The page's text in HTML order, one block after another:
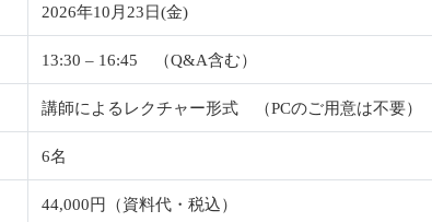
2026年10月23日(金)
13:30 – 16:45 （Q&A含む）
講師によるレクチャー形式 （PCのご用意は不要）
6名
44,000円（資料代・税込）